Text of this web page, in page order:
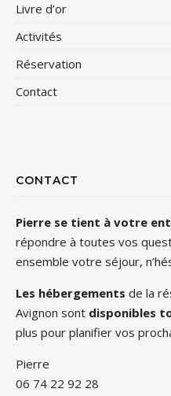
Livre d’or
Activités
Réservation
Contact
CONTACT
Pierre se tient à votre
répondre à toutes vos
ensemble votre séjour,
Les hébergements de la
Avignon sont disponibles
plus pour planifier vos
Pierre
06 74 22 92 28